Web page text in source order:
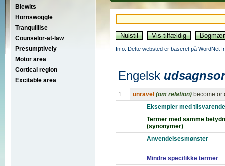
Blewits
Hornswoggle
Tranquillise
Counselor-at-law
Presumptively
Motor area
Cortical region
Excitable area
Info: Dette websted er baseret på WordNet
Engelsk
1. unravel (om relation) become or
Eksempler med
Termer med samme
(synonymer)
Anvendelsesmønster
Mindre specifikke termer